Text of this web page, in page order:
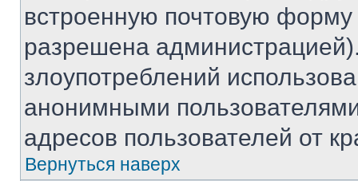
встроенную почтовую
разрешена
злоупотреблений
анонимными
адресов пользователей от
Вернуться наверх